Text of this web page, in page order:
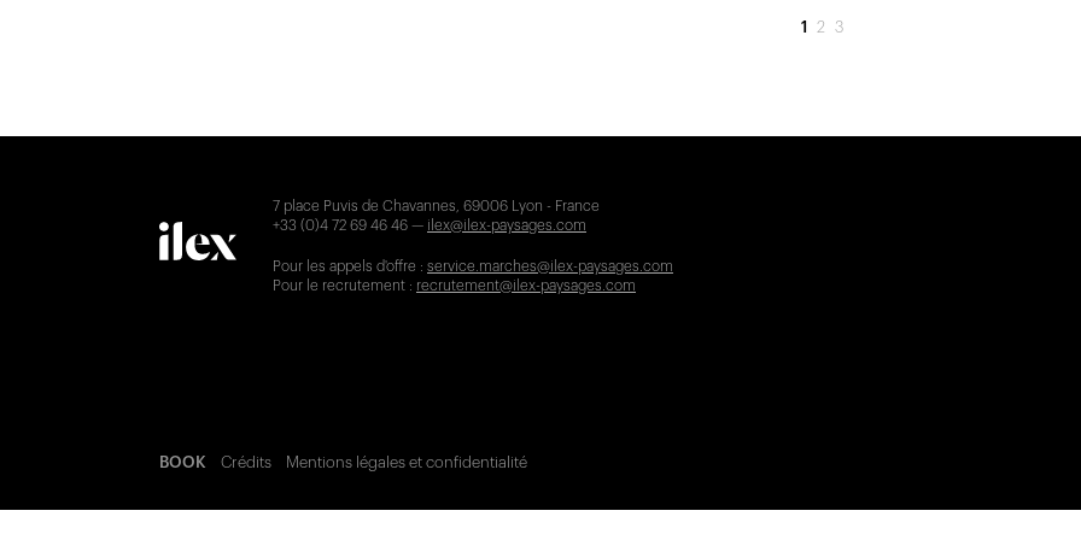
1 2 3
7 place Puvis de Chavannes, 69006 Lyon - France
+33 (0)4 72 69 46 46 — ilex@ilex-paysages.com
Pour les appels d'offre : service.marches@ilex-paysages.com
Pour le recrutement : recrutement@ilex-paysages.com
BOOK Crédits Mentions légales et confidentialité